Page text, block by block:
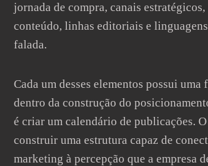
jornada de compra, canais
conteúdo, linhas editoriais e
falada.
Cada um desses elementos possui uma
dentro da construção do
é criar um calendário de publicações.
construir uma estrutura capaz de
marketing à percepção que a empresa